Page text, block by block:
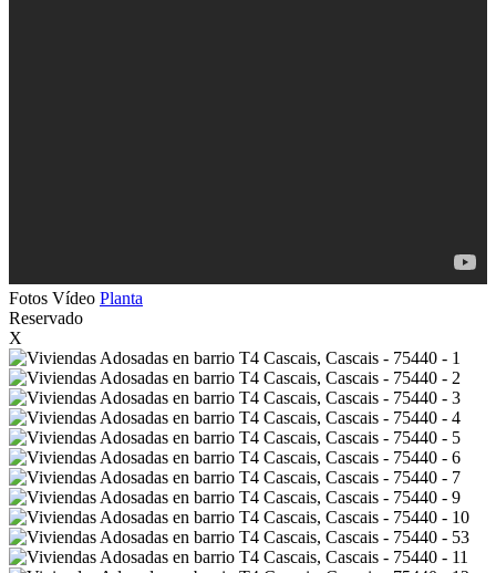
Fotos Vídeo Planta
Reservado
X